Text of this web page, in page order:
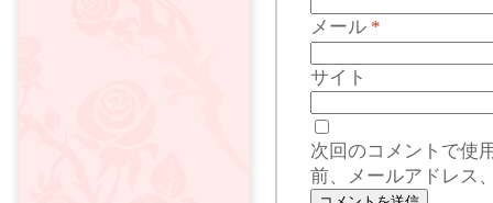
メール *
サイト
次回のコメントで使
前、メールアドレス